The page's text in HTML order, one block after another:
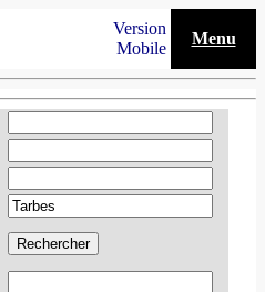
Version
Mobile
Menu